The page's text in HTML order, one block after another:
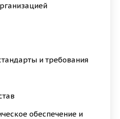
и требования
обеспечение и